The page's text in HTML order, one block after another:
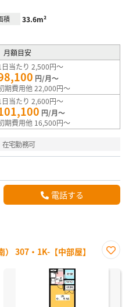
積 33.6m²
月額目安
日当たり 2,500円～
円/月～
期費用他 22,000円～
日当たり 2,600円～
円/月～
期費用他 16,500円～
在宅勤務可
電話する
307・1K-【中部屋】
に入